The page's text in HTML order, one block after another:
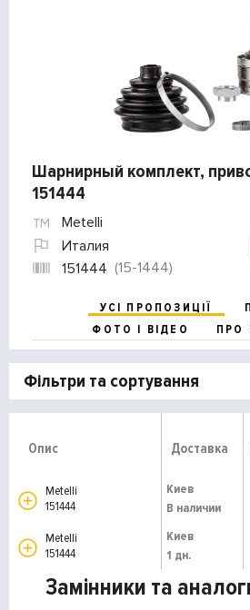
Шарнирный комплект,
151444
Metelli
Италия
151444 (15-1444)
УСІ ПРОПОЗИЦІЇ
ФОТО І ВІДЕО
ПРО
Фільтри та сортування
Опис Доставка
Metelli
151444
Киев
В наличии
Metelli
151444
Киев
1 дн.
Замінники та